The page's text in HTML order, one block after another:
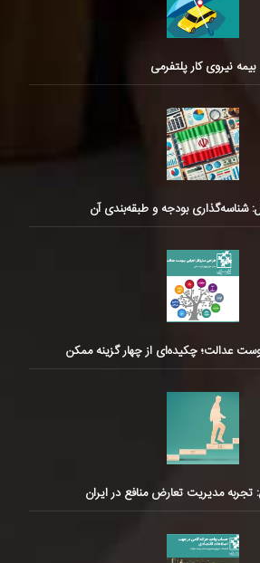
بیمه نیروی کار پلتفرمی
عدالت؛ چکیده‌ای از چهار گزینه ممکن